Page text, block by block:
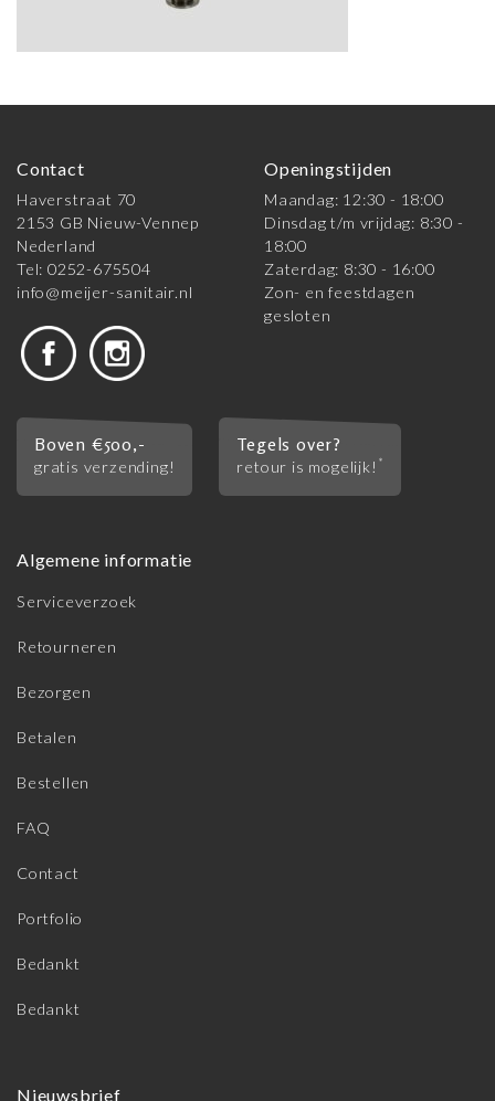
Contact
Haverstraat 70
2153 GB Nieuw-Vennep
Nederland
Tel: 0252-675504
info@meijer-sanitair.nl
Openingstijden
Maandag: 12:30 - 18:00
Dinsdag t/m vrijdag: 8:30 -
18:00
Zaterdag: 8:30 - 16:00
Zon- en feestdagen
gesloten
Boven €500,-
gratis verzending!
Tegels over?
retour is mogelijk! *
Algemene informatie
Serviceverzoek
Retourneren
Bezorgen
Betalen
Bestellen
FAQ
Contact
Portfolio
Bedankt
Bedankt
Nieuwsbrief